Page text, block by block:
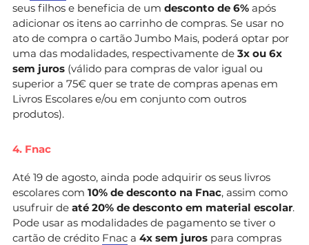
seus filhos e beneficia de um desconto de 6% após
adicionar os itens ao carrinho de compras. Se usar no
ato de compra o cartão Jumbo Mais, poderá optar por
uma das modalidades, respectivamente de 3x ou 6x
sem juros (válido para compras de valor igual ou
superior a 75€ quer se trate de compras apenas em
Livros Escolares e/ou em conjunto com outros
produtos).
4. Fnac
Até 19 de agosto, ainda pode adquirir os seus livros
escolares com 10% de desconto na Fnac, assim como
usufruir de até 20% de desconto em material escolar.
Pode usar as modalidades de pagamento se tiver o
cartão de crédito Fnac a 4x sem juros para compras